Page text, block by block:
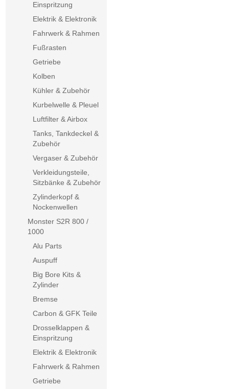
Einspritzung
Elektrik & Elektronik
Fahrwerk & Rahmen
Fußrasten
Getriebe
Kolben
Kühler & Zubehör
Kurbelwelle & Pleuel
Luftfilter & Airbox
Tanks, Tankdeckel &
Zubehör
Vergaser & Zubehör
Verkleidungsteile,
Sitzbänke & Zubehör
Zylinderkopf &
Nockenwellen
Monster S2R 800 /
1000
Alu Parts
Auspuff
Big Bore Kits &
Zylinder
Bremse
Carbon & GFK Teile
Drosselklappen &
Einspritzung
Elektrik & Elektronik
Fahrwerk & Rahmen
Getriebe